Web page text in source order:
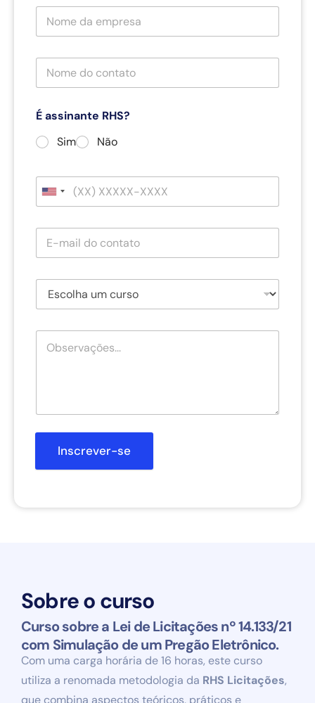
É assinante RHS?
Sim
Não
Inscrever-se
Sobre o curso
Curso sobre a Lei de Licitações nº 14.133/21
com Simulação de um Pregão Eletrônico.
Com uma carga horária de 16 horas, este curso
utiliza a renomada metodologia da RHS Licitações,
que combina aspectos teóricos, práticos e